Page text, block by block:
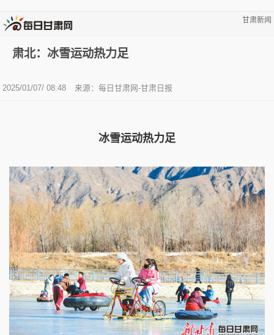
甘肃新闻
肃北：冰雪运动热力足
2025/01/07/ 08:48 来源：每日甘肃网-甘肃日报
冰雪运动热力足